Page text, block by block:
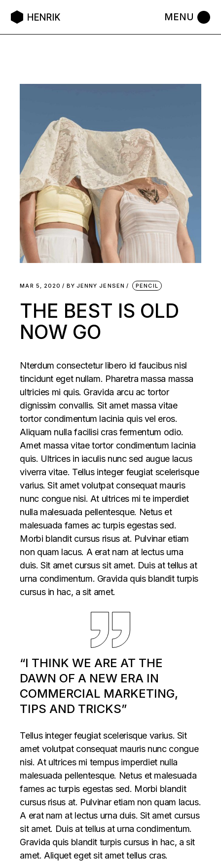
MAR 5, 2020 BY JENNY JENSEN PENCIL
THE BEST IS OLD
NOW GO
Nterdum consectetur libero id faucibus nisl
tincidunt eget nullam. Pharetra massa massa
ultricies mi quis. Gravida arcu ac tortor
dignissim convallis. Sit amet massa vitae
tortor condimentum lacinia quis vel eros.
Aliquam nulla facilisi cras fermentum odio.
Amet massa vitae tortor condimentum lacinia
quis. Ultrices in iaculis nunc sed augue lacus
viverra vitae. Tellus integer feugiat scelerisque
varius. Sit amet volutpat consequat mauris
nunc congue nisi. At ultrices mi te imperdiet
nulla malesuada pellentesque. Netus et
malesuada fames ac turpis egestas sed.
Morbi blandit cursus risus at. Pulvinar etiam
non quam lacus. A erat nam at lectus urna
duis. Sit amet cursus sit amet. Duis at tellus at
urna condimentum. Gravida quis blandit turpis
cursus in hac, a sit amet.
“I THINK WE ARE AT THE
DAWN OF A NEW ERA IN
COMMERCIAL MARKETING,
TIPS AND TRICKS”
Tellus integer feugiat scelerisque varius. Sit
amet volutpat consequat mauris nunc congue
nisi. At ultrices mi tempus imperdiet nulla
malesuada pellentesque. Netus et malesuada
fames ac turpis egestas sed. Morbi blandit
cursus risus at. Pulvinar etiam non quam lacus.
A erat nam at lectus urna duis. Sit amet cursus
sit amet. Duis at tellus at urna condimentum.
Gravida quis blandit turpis cursus in hac, a sit
amet. Aliquet eget sit amet tellus cras.